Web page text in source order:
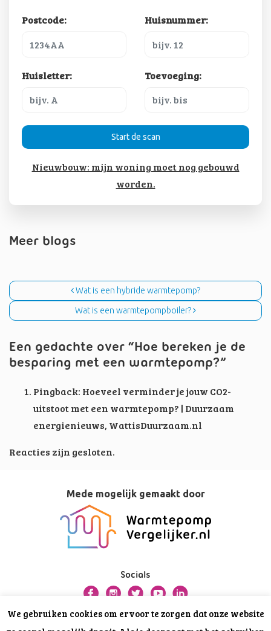
Postcode: Huisnummer:
Huisletter: Toevoeging:
Start de scan
Nieuwbouw: mijn woning moet nog gebouwd
worden.
Meer blogs
Wat is een hybride warmtepomp?
Wat is een warmtepompboiler?
Een gedachte over “Hoe bereken je de
besparing met een warmtepomp?”
Pingback: Hoeveel verminder je jouw CO2-
uitstoot met een warmtepomp? | Duurzaam
energienieuws, WattisDuurzaam.nl
Reacties zijn gesloten.
Mede mogelijk gemaakt door
Socials
Over deze website
We gebruiken cookies om ervoor te zorgen dat onze website